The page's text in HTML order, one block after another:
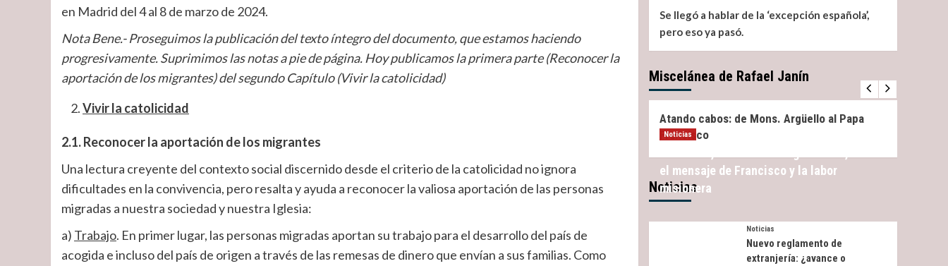
en Madrid del 4 al 8 de marzo de 2024.
Nota Bene.- Proseguimos la publicación del texto íntegro del documento, que estamos haciendo
progresivamente. Suprimimos las notas a pie de página. Hoy publicamos la primera parte (Reconocer la
aportación de los migrantes) del segundo Capítulo (Vivir la catolicidad)
Vivir la catolicidad
2.1. Reconocer la aportación de los migrantes
Una lectura creyente del contexto social discernido desde el criterio de la catolicidad no ignora
dificultades en la convivencia, pero resalta y ayuda a reconocer la valiosa aportación de las personas
migradas a nuestra sociedad y nuestra Iglesia:
a) Trabajo. En primer lugar, las personas migradas aportan su trabajo para el desarrollo del país de
acogida e incluso del país de origen a través de las remesas de dinero que envían a sus familias. Como
Se llegó a hablar de la ‘excepción española’,
pero eso ya pasó.
Miscelánea de Rafael Janín
Miscelánea Miscelánea Noticias
Atando cabos: de Mons. Argüello al Papa
Francisco
Noticias
Noticias
el mensaje de Francisco y la labor
misionera
Noticias
Nuevo reglamento de
extranjería: ¿avance o